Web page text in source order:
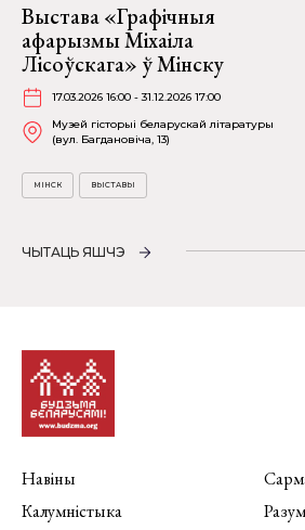
Выстава «Графічныя
афарызмы Міхаіла
Лісоўскага» ў Мінску
17.03.2026 16:00 - 31.12.2026 17:00
Музей гісторыі беларускай літаратуры
(вул. Багдановіча, 13)
МІНСК ВЫСТАВЫ
ЧЫТАЦЬ ЯШЧЭ
Навіны
Калумністыка